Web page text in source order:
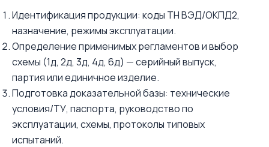
Идентификация продукции: коды ТН ВЭД/ОКПД2,
назначение, режимы эксплуатации.
Определение применимых регламентов и выбор
схемы (1д, 2д, 3д, 4д, 6д) — серийный выпуск,
партия или единичное изделие.
Подготовка доказательной базы: технические
условия/ТУ, паспорта, руководство по
эксплуатации, схемы, протоколы типовых
испытаний.